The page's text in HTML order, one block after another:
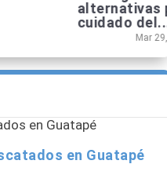
alternativas para
cuidado del...
Mar 29, 2021
en Guatapé